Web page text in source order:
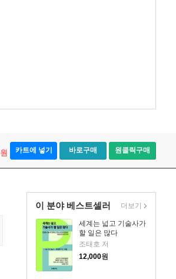
원 카트에 넣기 바로구매 원클릭구매
이 분야 베스트셀러
세계는 넓고 기술사가
할 일은 많다
조태호 저
12,000원
더보기